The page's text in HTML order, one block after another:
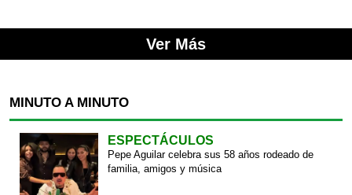
Ver Más
MINUTO A MINUTO
ESPECTÁCULOS
Pepe Aguilar celebra sus 58 años rodeado de
familia, amigos y música